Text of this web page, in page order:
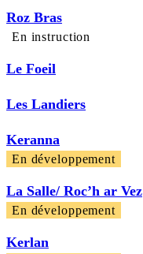
Roz Bras
En instruction
Le Foeil
Les Landiers
Keranna
En développement
La Salle/ Roc’h ar Vez
En développement
Kerlan